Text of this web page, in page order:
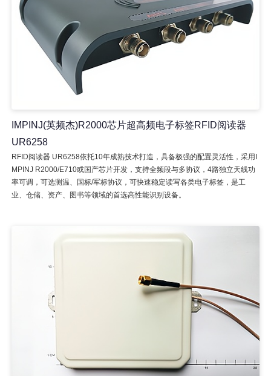
IMPINJ(英频杰)R2000芯片超高频电子标签RFID阅读器
UR6258
RFID阅读器 UR6258依托10年成熟技术打造，具备极强的配置灵活性，采用I
MPINJ R2000/E710或国产芯片开发，支持全频段与多协议，4路独立天线功
率可调，可选测温、国标/军标协议，可快速稳定读写各类电子标签，是工
业、仓储、资产、图书等领域的首选高性能识别设备。